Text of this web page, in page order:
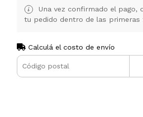
Una vez confirmado el pago,
tu pedido dentro de las primeras
Calculá el costo de envío